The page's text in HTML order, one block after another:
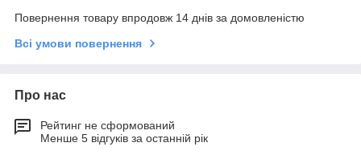
Повернення товару впродовж 14 днів за домовленістю
Всі умови повернення
Про нас
Рейтинг не сформований
Менше 5 відгуків за останній рік